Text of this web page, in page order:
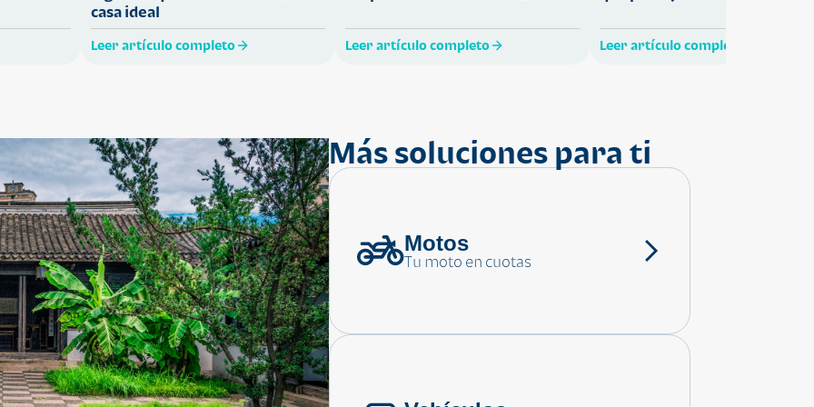
casa ideal
Leer artículo completo Leer artículo completo Leer artículo completo
Más soluciones para ti
Motos
Tu moto en cuotas